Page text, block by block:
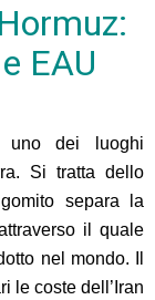
EAU
uno dei luoghi
Si tratta dello
separa la
il quale
nel mondo. Il
le coste dell’Iran